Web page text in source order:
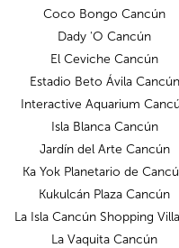
Coco Bongo Cancún
Dady 'O Cancún
El Ceviche Cancún
Estadio Beto Ávila Cancún
Interactive Aquarium
Isla Blanca Cancún
Jardín del Arte Cancún
Ka Yok Planetario de
Kukulcán Plaza Cancún
La Isla Cancún Shopping
La Vaquita Cancún